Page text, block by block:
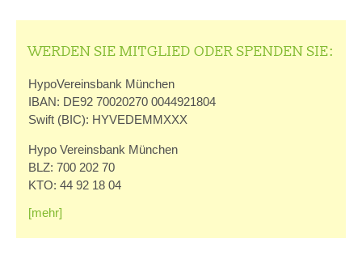
WERDEN SIE MITGLIED ODER SPENDEN SIE:
HypoVereinsbank München
IBAN: DE92 70020270 0044921804
Swift (BIC): HYVEDEMMXXX
Hypo Vereinsbank München
BLZ: 700 202 70
KTO: 44 92 18 04
[mehr]